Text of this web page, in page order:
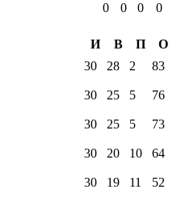
0 0 0
0
И В П
О
30 28 2 83
30 25 5 76
30 25 5 73
30 20 10 64
30 19 11 52